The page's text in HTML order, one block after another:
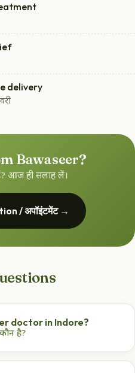
delivery
Bawaseer?
आज ही सलाह लें।
/ अपॉइंटमेंट →
doctor in Indore?
है?